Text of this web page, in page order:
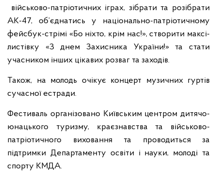
військово-патріотичних іграх, зібрати та розібрати
АК-47, об’єднатись у національно-патріотичному
фейсбук-стрімі «Бо ніхто, крім нас!», створити максі-
листівку «З днем Захисника України!» та стати
учасником інших цікавих розваг та заходів.
Також, на молодь очікує концерт музичних гуртів
сучасної естради.
Фестиваль організовано Київським центром дитячо-
юнацького туризму, краєзнавства та військово-
патріотичного виховання та проводиться за
підтримки Департаменту освіти і науки, молоді та
спорту КМДА.